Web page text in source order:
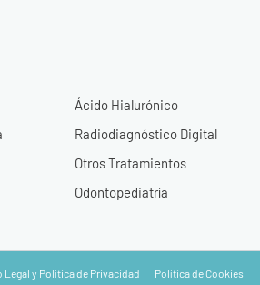
Ácido Hialurónico
Radiodiagnóstico Digital
Otros Tratamientos
Odontopediatría
Legal y Política de Privacidad Política de Cookies